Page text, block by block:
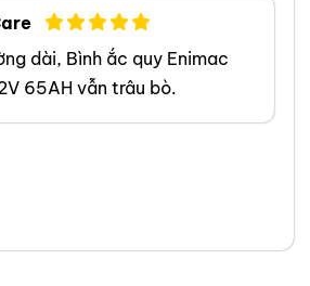
dài, Bình ắc quy Enimac
65AH vẫn trâu bò.